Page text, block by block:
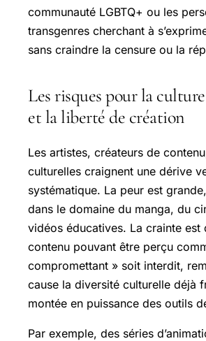
communauté LGBTQ+ ou les
transgenres cherchant à
sans craindre la censure ou la
Les risques pour la
et la liberté de création
Les artistes, créateurs de
culturelles craignent une dérive
systématique. La peur est
dans le domaine du manga, du
vidéos éducatives. La crainte est
contenu pouvant être perçu
compromettant » soit interdit,
cause la diversité culturelle déjà
montée en puissance des outils
Par exemple, des séries